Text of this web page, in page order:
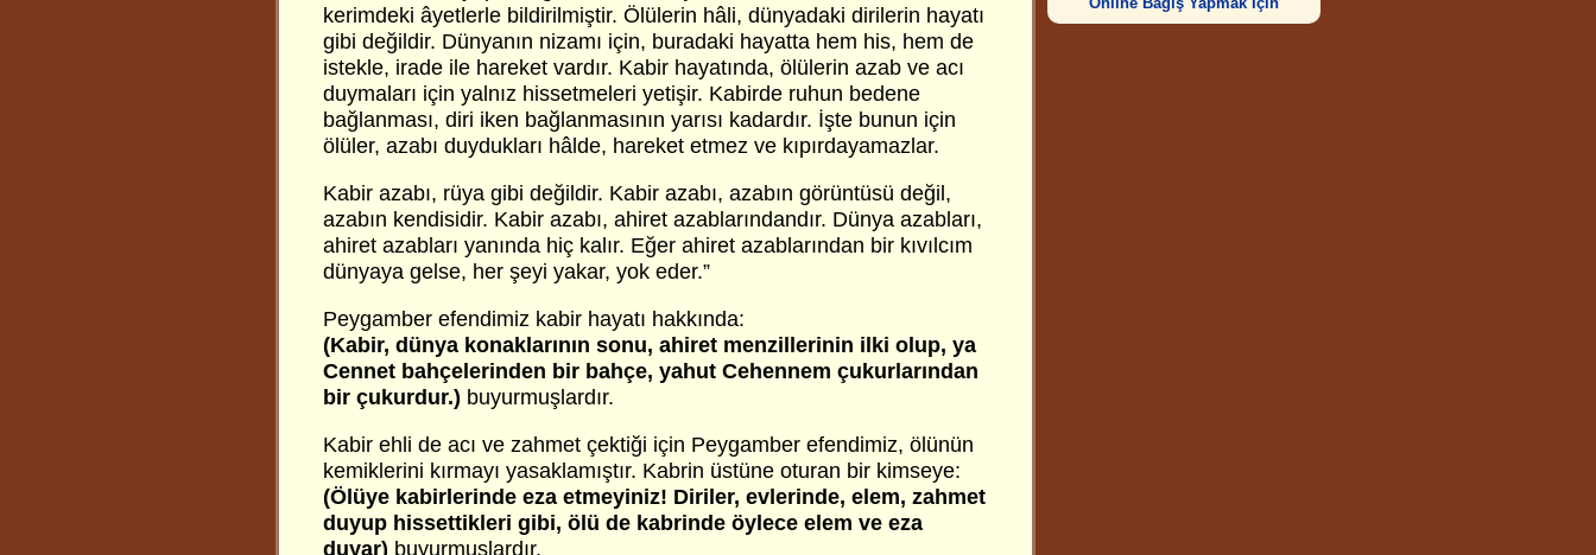
kerimdeki âyetlerle bildirilmiştir. Ölülerin hâli, dünyadaki dirilerin hayatı
gibi değildir. Dünyanın nizamı için, buradaki hayatta hem his, hem de
istekle, irade ile hareket vardır. Kabir hayatında, ölülerin azab ve acı
duymaları için yalnız hissetmeleri yetişir. Kabirde ruhun bedene
bağlanması, diri iken bağlanmasının yarısı kadardır. İşte bunun için
ölüler, azabı duydukları hâlde, hareket etmez ve kıpırdayamazlar.
Kabir azabı, rüya gibi değildir. Kabir azabı, azabın görüntüsü değil,
azabın kendisidir. Kabir azabı, ahiret azablarındandır. Dünya azabları,
ahiret azabları yanında hiç kalır. Eğer ahiret azablarından bir kıvılcım
dünyaya gelse, her şeyi yakar, yok eder.”
Peygamber efendimiz kabir hayatı hakkında:
(Kabir, dünya konaklarının sonu, ahiret menzillerinin ilki olup, ya
Cennet bahçelerinden bir bahçe, yahut Cehennem çukurlarından
bir çukurdur.) buyurmuşlardır.
Kabir ehli de acı ve zahmet çektiği için Peygamber efendimiz, ölünün
kemiklerini kırmayı yasaklamıştır. Kabrin üstüne oturan bir kimseye:
(Ölüye kabirlerinde eza etmeyiniz! Diriler, evlerinde, elem, zahmet
duyup hissettikleri gibi, ölü de kabrinde öylece elem ve eza
duyar) buyurmuşlardır.